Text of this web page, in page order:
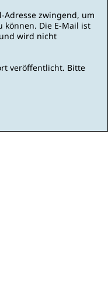
Adresse zwingend, um
können. Die E-Mail ist
wird nicht
veröffentlicht. Bitte